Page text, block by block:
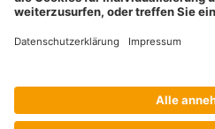
Dehner Agrar GmbH
09090 / 77 72 72
Fax09090 / 77 73 91